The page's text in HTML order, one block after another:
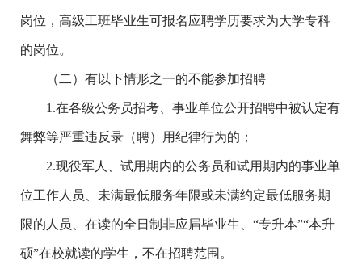
岗位，高级工班毕业生可报名应聘学历要求为大学专科
的岗位。
（二）有以下情形之一的不能参加招聘
1.在各级公务员招考、事业单位公开招聘中被认定有
舞弊等严重违反录（聘）用纪律行为的；
2.现役军人、试用期内的公务员和试用期内的事业单
位工作人员、未满最低服务年限或未满约定最低服务期
限的人员、在读的全日制非应届毕业生、“专升本”“本升
硕”在校就读的学生，不在招聘范围。